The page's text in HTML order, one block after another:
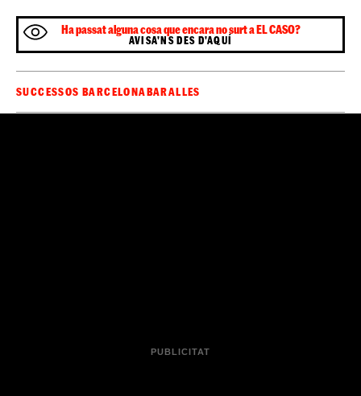
Ha passat alguna cosa que encara no surt a EL CASO?
AVISA'NS DES D'AQUÍ
SUCCESSOS BARCELONABARALLES